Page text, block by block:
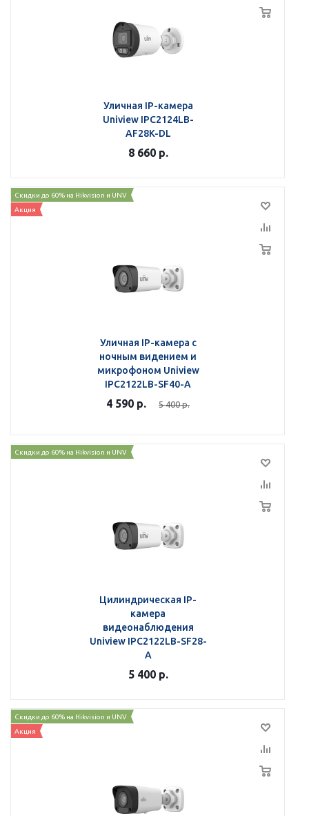
Уличная IP-камера
Uniview IPC2124LB-
AF28K-DL
8 660р.
Скидки до 60% на Hikvision и UNV
Акция
Уличная IP-камера с
ночным видением и
микрофоном Uniview
IPC2122LB-SF40-A
4 590 р. 5 400р.
Скидки до 60% на Hikvision и UNV
Цилиндрическая IP-
камера
видеонаблюдения
Uniview IPC2122LB-SF28-
A
5 400р.
Скидки до 60% на Hikvision и UNV
Акция